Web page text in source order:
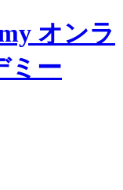
オンラ
ミー